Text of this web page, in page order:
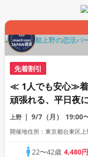
先着割引
≪ 1人でも安心≫
頑張れる、平日夜
上野 9/7（月） 19:00
開催地住所：東京都台東区
22〜42歳4,480円